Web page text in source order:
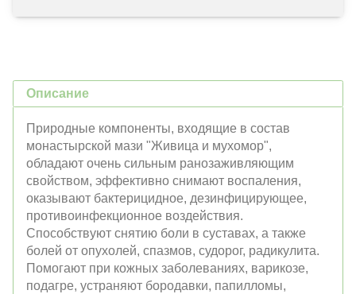
Описание
Природные компоненты, входящие в состав
монастырской мази "Живица и мухомор",
обладают очень сильным ранозаживляющим
свойством, эффективно снимают воспаления,
оказывают бактерицидное, дезинфицирующее,
противоинфекционное воздействия.
Способствуют снятию боли в суставах, а также
болей от опухолей, спазмов, судорог, радикулита.
Помогают при кожных заболеваниях, варикозе,
подагре, устраняют бородавки, папилломы,